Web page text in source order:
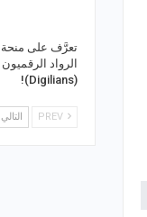
تعرَّف على منحة
الرواد الرقميون
(Digilians)!
التالي